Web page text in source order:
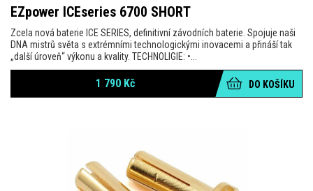
EZpower ICEseries 6700 SHORT
Zcela nová baterie ICE SERIES, definitivní závodních baterie. Spojuje naši
DNA mistrů světa s extrémními technologickými inovacemi a přináší tak
„další úroveň“ výkonu a kvality. TECHNOLIGIE: •...
1 790 Kč DO KOŠÍKU